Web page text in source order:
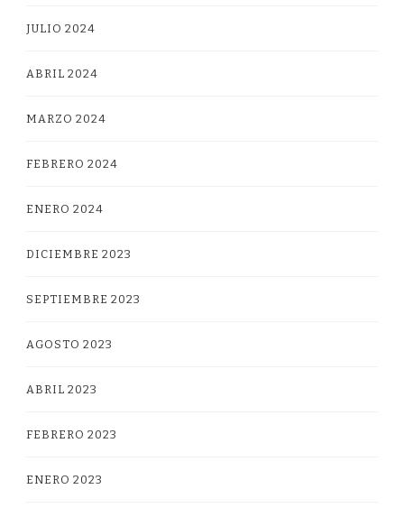
JULIO 2024
ABRIL 2024
MARZO 2024
FEBRERO 2024
ENERO 2024
DICIEMBRE 2023
SEPTIEMBRE 2023
AGOSTO 2023
ABRIL 2023
FEBRERO 2023
ENERO 2023